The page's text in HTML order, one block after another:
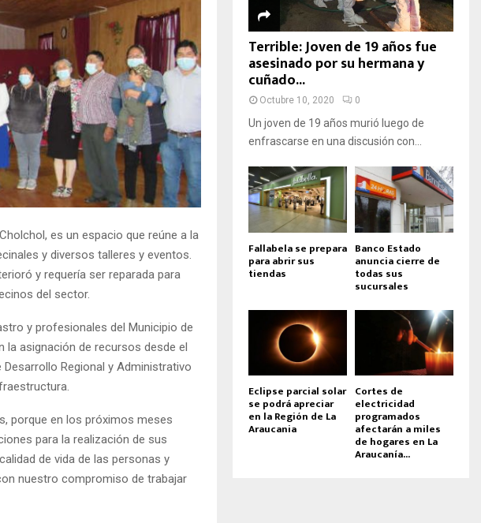
es un espacio que reúne a la
y diversos talleres y eventos.
y requería ser reparada para
del sector.
y profesionales del Municipio de
la asignación de recursos desde el
Regional y Administrativo
porque en los próximos meses
para la realización de sus
de vida de las personas y
nuestro compromiso de trabajar
Terrible: Joven de 19 años fue
asesinado por su hermana y
cuñado...
Octubre 10, 2020 0
Un joven de 19 años murió luego de
enfrascarse en una discusión con...
Fallabela se prepara
para abrir sus
tiendas
Banco Estado
anuncia cierre de
todas sus
sucursales
Eclipse parcial solar
se podrá apreciar
en la Región de La
Araucania
Cortes de
electricidad
programados
afectarán a miles
de hogares en La
Araucanía...